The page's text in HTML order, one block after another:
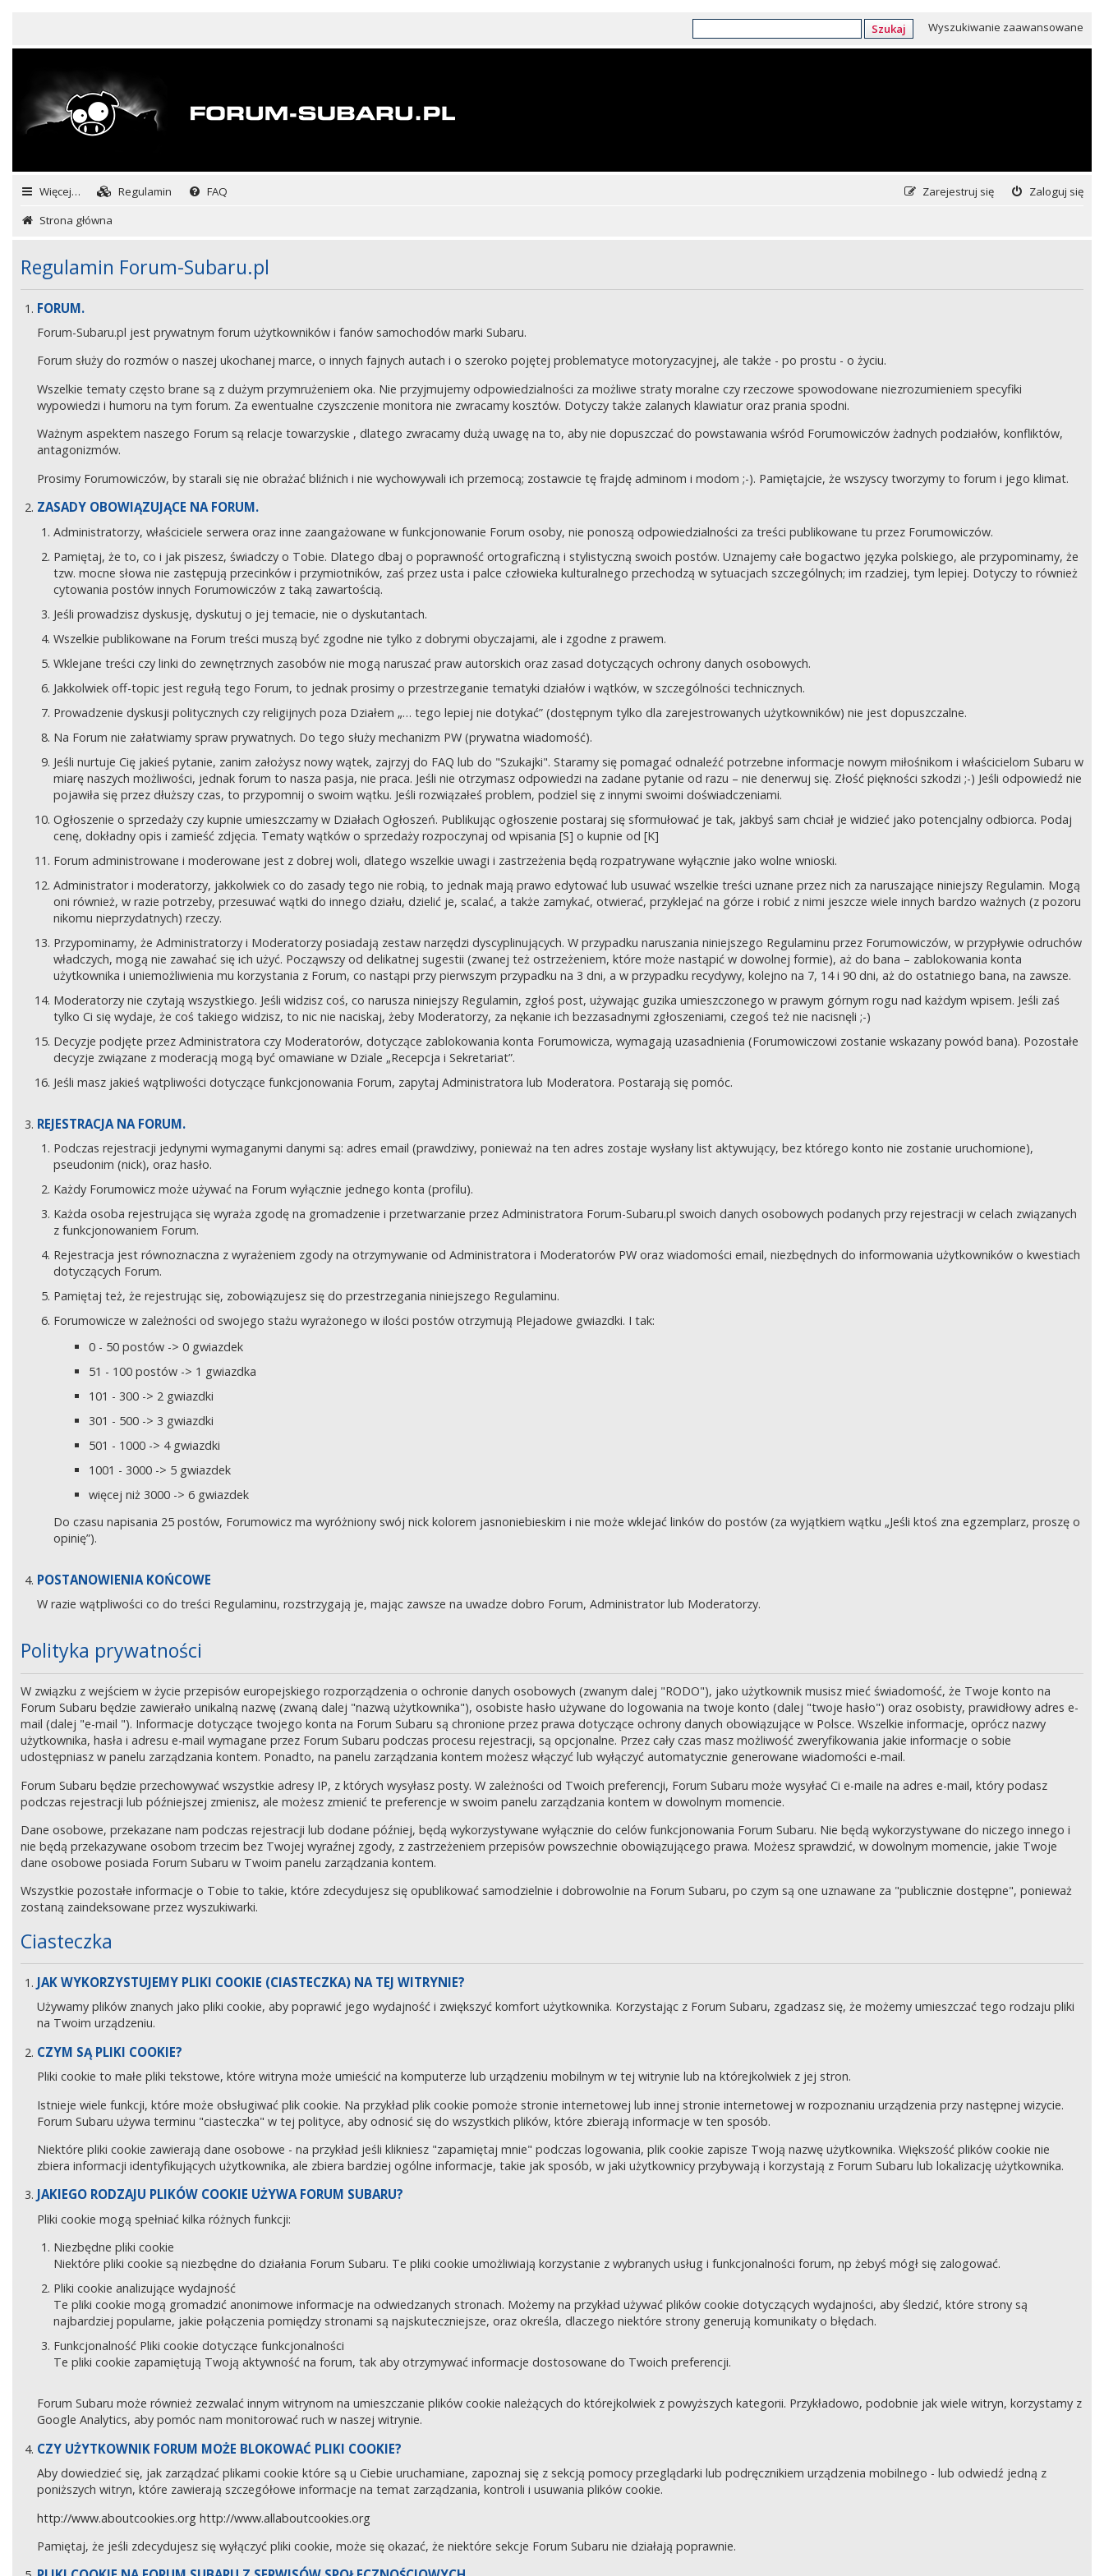
Szukaj Wyszukiwanie zaawansowane
Więcej… Regulamin FAQ Zaloguj się
Zarejestruj się
Strona główna
Regulamin Forum-Subaru.pl
FORUM.
Forum-Subaru.pl jest prywatnym forum użytkowników i fanów samochodów marki Subaru.
Forum służy do rozmów o naszej ukochanej marce, o innych fajnych autach i o szeroko pojętej problematyce motoryzacyjnej, ale także - po prostu - o życiu.
Wszelkie tematy często brane są z dużym przymrużeniem oka. Nie przyjmujemy odpowiedzialności za możliwe straty moralne czy rzeczowe spowodowane niezrozumieniem specyfiki
wypowiedzi i humoru na tym forum. Za ewentualne czyszczenie monitora nie zwracamy kosztów. Dotyczy także zalanych klawiatur oraz prania spodni.
Ważnym aspektem naszego Forum są relacje towarzyskie , dlatego zwracamy dużą uwagę na to, aby nie dopuszczać do powstawania wśród Forumowiczów żadnych podziałów, konfliktów,
antagonizmów.
Prosimy Forumowiczów, by starali się nie obrażać bliźnich i nie wychowywali ich przemocą; zostawcie tę frajdę adminom i modom ;-). Pamiętajcie, że wszyscy tworzymy to forum i jego klimat.
ZASADY OBOWIĄZUJĄCE NA FORUM.
Administratorzy, właściciele serwera oraz inne zaangażowane w funkcjonowanie Forum osoby, nie ponoszą odpowiedzialności za treści publikowane tu przez Forumowiczów.
Pamiętaj, że to, co i jak piszesz, świadczy o Tobie. Dlatego dbaj o poprawność ortograficzną i stylistyczną swoich postów. Uznajemy całe bogactwo języka polskiego, ale przypominamy, że
tzw. mocne słowa nie zastępują przecinków i przymiotników, zaś przez usta i palce człowieka kulturalnego przechodzą w sytuacjach szczególnych; im rzadziej, tym lepiej. Dotyczy to również
cytowania postów innych Forumowiczów z taką zawartością.
Jeśli prowadzisz dyskusję, dyskutuj o jej temacie, nie o dyskutantach.
Wszelkie publikowane na Forum treści muszą być zgodne nie tylko z dobrymi obyczajami, ale i zgodne z prawem.
Wklejane treści czy linki do zewnętrznych zasobów nie mogą naruszać praw autorskich oraz zasad dotyczących ochrony danych osobowych.
Jakkolwiek off-topic jest regułą tego Forum, to jednak prosimy o przestrzeganie tematyki działów i wątków, w szczególności technicznych.
Prowadzenie dyskusji politycznych czy religijnych poza Działem „… tego lepiej nie dotykać” (dostępnym tylko dla zarejestrowanych użytkowników) nie jest dopuszczalne.
Na Forum nie załatwiamy spraw prywatnych. Do tego służy mechanizm PW (prywatna wiadomość).
Jeśli nurtuje Cię jakieś pytanie, zanim założysz nowy wątek, zajrzyj do FAQ lub do "Szukajki". Staramy się pomagać odnaleźć potrzebne informacje nowym miłośnikom i właścicielom Subaru w
miarę naszych możliwości, jednak forum to nasza pasja, nie praca. Jeśli nie otrzymasz odpowiedzi na zadane pytanie od razu – nie denerwuj się. Złość piękności szkodzi ;-) Jeśli odpowiedź nie
pojawiła się przez dłuższy czas, to przypomnij o swoim wątku. Jeśli rozwiązałeś problem, podziel się z innymi swoimi doświadczeniami.
Ogłoszenie o sprzedaży czy kupnie umieszczamy w Działach Ogłoszeń. Publikując ogłoszenie postaraj się sformułować je tak, jakbyś sam chciał je widzieć jako potencjalny odbiorca. Podaj
cenę, dokładny opis i zamieść zdjęcia. Tematy wątków o sprzedaży rozpoczynaj od wpisania [S] o kupnie od [K]
Forum administrowane i moderowane jest z dobrej woli, dlatego wszelkie uwagi i zastrzeżenia będą rozpatrywane wyłącznie jako wolne wnioski.
Administrator i moderatorzy, jakkolwiek co do zasady tego nie robią, to jednak mają prawo edytować lub usuwać wszelkie treści uznane przez nich za naruszające niniejszy Regulamin. Mogą
oni również, w razie potrzeby, przesuwać wątki do innego działu, dzielić je, scalać, a także zamykać, otwierać, przyklejać na górze i robić z nimi jeszcze wiele innych bardzo ważnych (z pozoru
nikomu nieprzydatnych) rzeczy.
Przypominamy, że Administratorzy i Moderatorzy posiadają zestaw narzędzi dyscyplinujących. W przypadku naruszania niniejszego Regulaminu przez Forumowiczów, w przypływie odruchów
władczych, mogą nie zawahać się ich użyć. Począwszy od delikatnej sugestii (zwanej też ostrzeżeniem, które może nastąpić w dowolnej formie), aż do bana – zablokowania konta
użytkownika i uniemożliwienia mu korzystania z Forum, co nastąpi przy pierwszym przypadku na 3 dni, a w przypadku recydywy, kolejno na 7, 14 i 90 dni, aż do ostatniego bana, na zawsze.
Moderatorzy nie czytają wszystkiego. Jeśli widzisz coś, co narusza niniejszy Regulamin, zgłoś post, używając guzika umieszczonego w prawym górnym rogu nad każdym wpisem. Jeśli zaś
tylko Ci się wydaje, że coś takiego widzisz, to nic nie naciskaj, żeby Moderatorzy, za nękanie ich bezzasadnymi zgłoszeniami, czegoś też nie nacisnęli ;-)
Decyzje podjęte przez Administratora czy Moderatorów, dotyczące zablokowania konta Forumowicza, wymagają uzasadnienia (Forumowiczowi zostanie wskazany powód bana). Pozostałe
decyzje związane z moderacją mogą być omawiane w Dziale „Recepcja i Sekretariat”.
Jeśli masz jakieś wątpliwości dotyczące funkcjonowania Forum, zapytaj Administratora lub Moderatora. Postarają się pomóc.
REJESTRACJA NA FORUM.
Podczas rejestracji jedynymi wymaganymi danymi są: adres email (prawdziwy, ponieważ na ten adres zostaje wysłany list aktywujący, bez którego konto nie zostanie uruchomione),
pseudonim (nick), oraz hasło.
Każdy Forumowicz może używać na Forum wyłącznie jednego konta (profilu).
Każda osoba rejestrująca się wyraża zgodę na gromadzenie i przetwarzanie przez Administratora Forum-Subaru.pl swoich danych osobowych podanych przy rejestracji w celach związanych
z funkcjonowaniem Forum.
Rejestracja jest równoznaczna z wyrażeniem zgody na otrzymywanie od Administratora i Moderatorów PW oraz wiadomości email, niezbędnych do informowania użytkowników o kwestiach
dotyczących Forum.
Pamiętaj też, że rejestrując się, zobowiązujesz się do przestrzegania niniejszego Regulaminu.
Forumowicze w zależności od swojego stażu wyrażonego w ilości postów otrzymują Plejadowe gwiazdki. I tak:
0 - 50 postów -> 0 gwiazdek
51 - 100 postów -> 1 gwiazdka
101 - 300 -> 2 gwiazdki
301 - 500 -> 3 gwiazdki
501 - 1000 -> 4 gwiazdki
1001 - 3000 -> 5 gwiazdek
więcej niż 3000 -> 6 gwiazdek
Do czasu napisania 25 postów, Forumowicz ma wyróżniony swój nick kolorem jasnoniebieskim i nie może wklejać linków do postów (za wyjątkiem wątku „Jeśli ktoś zna egzemplarz, proszę o
opinię”).
POSTANOWIENIA KOŃCOWE
W razie wątpliwości co do treści Regulaminu, rozstrzygają je, mając zawsze na uwadze dobro Forum, Administrator lub Moderatorzy.
Polityka prywatności
W związku z wejściem w życie przepisów europejskiego rozporządzenia o ochronie danych osobowych (zwanym dalej "RODO"), jako użytkownik musisz mieć świadomość, że Twoje konto na
Forum Subaru będzie zawierało unikalną nazwę (zwaną dalej "nazwą użytkownika"), osobiste hasło używane do logowania na twoje konto (dalej "twoje hasło") oraz osobisty, prawidłowy adres e-
mail (dalej "e-mail "). Informacje dotyczące twojego konta na Forum Subaru są chronione przez prawa dotyczące ochrony danych obowiązujące w Polsce. Wszelkie informacje, oprócz nazwy
użytkownika, hasła i adresu e-mail wymagane przez Forum Subaru podczas procesu rejestracji, są opcjonalne. Przez cały czas masz możliwość zweryfikowania jakie informacje o sobie
udostępniasz w panelu zarządzania kontem. Ponadto, na panelu zarządzania kontem możesz włączyć lub wyłączyć automatycznie generowane wiadomości e-mail.
Forum Subaru będzie przechowywać wszystkie adresy IP, z których wysyłasz posty. W zależności od Twoich preferencji, Forum Subaru może wysyłać Ci e-maile na adres e-mail, który podasz
podczas rejestracji lub późniejszej zmienisz, ale możesz zmienić te preferencje w swoim panelu zarządzania kontem w dowolnym momencie.
Dane osobowe, przekazane nam podczas rejestracji lub dodane później, będą wykorzystywane wyłącznie do celów funkcjonowania Forum Subaru. Nie będą wykorzystywane do niczego innego i
nie będą przekazywane osobom trzecim bez Twojej wyraźnej zgody, z zastrzeżeniem przepisów powszechnie obowiązującego prawa. Możesz sprawdzić, w dowolnym momencie, jakie Twoje
dane osobowe posiada Forum Subaru w Twoim panelu zarządzania kontem.
Wszystkie pozostałe informacje o Tobie to takie, które zdecydujesz się opublikować samodzielnie i dobrowolnie na Forum Subaru, po czym są one uznawane za "publicznie dostępne", ponieważ
zostaną zaindeksowane przez wyszukiwarki.
Ciasteczka
JAK WYKORZYSTUJEMY PLIKI COOKIE (CIASTECZKA) NA TEJ WITRYNIE?
Używamy plików znanych jako pliki cookie, aby poprawić jego wydajność i zwiększyć komfort użytkownika. Korzystając z Forum Subaru, zgadzasz się, że możemy umieszczać tego rodzaju pliki
na Twoim urządzeniu.
CZYM SĄ PLIKI COOKIE?
Pliki cookie to małe pliki tekstowe, które witryna może umieścić na komputerze lub urządzeniu mobilnym w tej witrynie lub na którejkolwiek z jej stron.
Istnieje wiele funkcji, które może obsługiwać plik cookie. Na przykład plik cookie pomoże stronie internetowej lub innej stronie internetowej w rozpoznaniu urządzenia przy następnej wizycie.
Forum Subaru używa terminu "ciasteczka" w tej polityce, aby odnosić się do wszystkich plików, które zbierają informacje w ten sposób.
Niektóre pliki cookie zawierają dane osobowe - na przykład jeśli klikniesz "zapamiętaj mnie" podczas logowania, plik cookie zapisze Twoją nazwę użytkownika. Większość plików cookie nie
zbiera informacji identyfikujących użytkownika, ale zbiera bardziej ogólne informacje, takie jak sposób, w jaki użytkownicy przybywają i korzystają z Forum Subaru lub lokalizację użytkownika.
JAKIEGO RODZAJU PLIKÓW COOKIE UŻYWA FORUM SUBARU?
Pliki cookie mogą spełniać kilka różnych funkcji:
Niezbędne pliki cookie
Niektóre pliki cookie są niezbędne do działania Forum Subaru. Te pliki cookie umożliwiają korzystanie z wybranych usług i funkcjonalności forum, np żebyś mógł się zalogować.
Pliki cookie analizujące wydajność
Te pliki cookie mogą gromadzić anonimowe informacje na odwiedzanych stronach. Możemy na przykład używać plików cookie dotyczących wydajności, aby śledzić, które strony są
najbardziej popularne, jakie połączenia pomiędzy stronami są najskuteczniejsze, oraz określa, dlaczego niektóre strony generują komunikaty o błędach.
Funkcjonalność Pliki cookie dotyczące funkcjonalności
Te pliki cookie zapamiętują Twoją aktywność na forum, tak aby otrzymywać informacje dostosowane do Twoich preferencji.
Forum Subaru może również zezwalać innym witrynom na umieszczanie plików cookie należących do którejkolwiek z powyższych kategorii. Przykładowo, podobnie jak wiele witryn, korzystamy z
Google Analytics, aby pomóc nam monitorować ruch w naszej witrynie.
CZY UŻYTKOWNIK FORUM MOŻE BLOKOWAĆ PLIKI COOKIE?
Aby dowiedzieć się, jak zarządzać plikami cookie które są u Ciebie uruchamiane, zapoznaj się z sekcją pomocy przeglądarki lub podręcznikiem urządzenia mobilnego - lub odwiedź jedną z
poniższych witryn, które zawierają szczegółowe informacje na temat zarządzania, kontroli i usuwania plików cookie.
http://www.aboutcookies.org http://www.allaboutcookies.org
Pamiętaj, że jeśli zdecydujesz się wyłączyć pliki cookie, może się okazać, że niektóre sekcje Forum Subaru nie działają poprawnie.